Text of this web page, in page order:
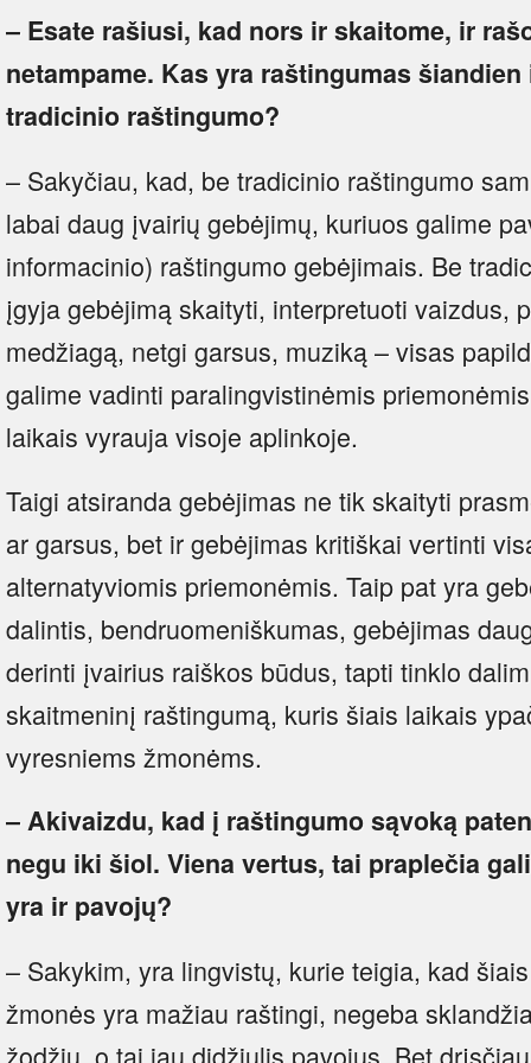
– Esate rašiusi, kad nors ir skaitome, ir
netampame. Kas yra raštingumas
tradicinio raštingumo?
– Sakyčiau, kad, be tradicinio raštingumo
labai daug įvairių gebėjimų, kuriuos galime
informacinio) raštingumo gebėjimais. Be
įgyja gebėjimą skaityti, interpretuoti vaizdus,
medžiagą, netgi garsus, muziką – visas
galime vadinti paralingvistinėmis
laikais vyrauja visoje aplinkoje.
Taigi atsiranda gebėjimas ne tik skaityti
ar garsus, bet ir gebėjimas kritiškai vertinti
alternatyviomis priemonėmis. Taip pat yra
dalintis, bendruomeniškumas, gebėjimas
derinti įvairius raiškos būdus, tapti tinklo
skaitmeninį raštingumą, kuris šiais laikais
vyresniems žmonėms.
– Akivaizdu, kad į raštingumo sąvoką
negu iki šiol. Viena vertus, tai praplečia
yra ir pavojų?
– Sakykim, yra lingvistų, kurie teigia, kad
žmonės yra mažiau raštingi, negeba
žodžiu, o tai jau didžiulis pavojus. Bet